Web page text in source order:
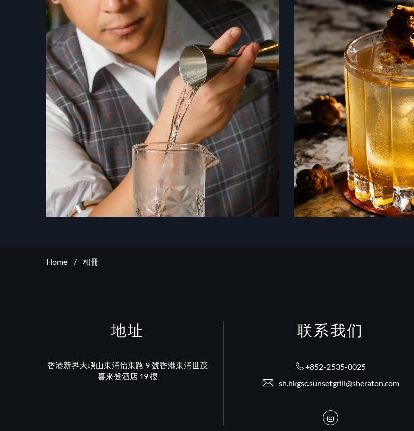
Home 相冊
地址
香港新界大嶼山東涌怡東路 9 號香港東涌世茂
喜來登酒店 19 樓
联系我们
+852-2535-0025
sh.hkgsc.sunsetgrill@sheraton.com
Instagram